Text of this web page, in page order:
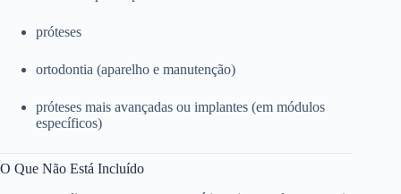
próteses
ortodontia (aparelho e manutenção)
próteses mais avançadas ou implantes (em módulos
específicos)
O Que Não Está Incluído